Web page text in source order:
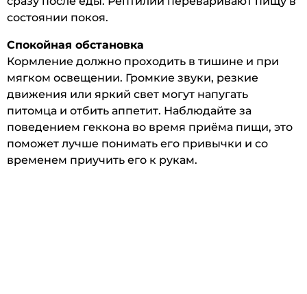
состоянии покоя.
Спокойная обстановка
Кормление должно проходить в тишине и при
мягком освещении. Громкие звуки, резкие
движения или яркий свет могут напугать
питомца и отбить аппетит. Наблюдайте за
поведением геккона во время приёма пищи, это
поможет лучше понимать его привычки и со
временем приучить его к рукам.